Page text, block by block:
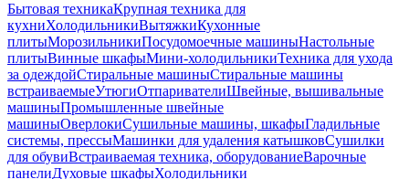
Бытовая техникаКрупная техника для
кухниХолодильникиВытяжкиКухонные
плитыМорозильникиПосудомоечные машиныНастольные
плитыВинные шкафыМини-холодильникиТехника для ухода
за одеждойСтиральные машиныСтиральные машины
встраиваемыеУтюгиОтпаривателиШвейные, вышивальные
машиныПромышленные швейные
машиныОверлокиСушильные машины, шкафыГладильные
системы, прессыМашинки для удаления катышковСушилки
для обувиВстраиваемая техника, оборудованиеВарочные
панелиДуховые шкафыХолодильники